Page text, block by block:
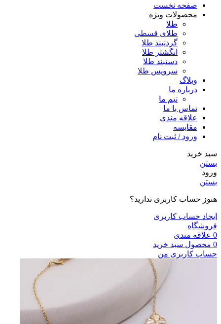
صفحه نخست
محصولات ویژه
طلا
طلای قسطی
گردنبند طلا
انگشتر طلا
دستبند طلا
سرویس طلا
وبلاگ
درباره ما
تیم ما
تماس با ما
علاقه مندی
مقایسه
ورود / ثبت نام
سبد خرید
بستن
ورود
بستن
هنوز حساب کاربری ندارید؟
ایجاد حساب کاربری
فروشگاه
0 علاقه مندی
0 محصول سبد خرید
حساب کاربری من